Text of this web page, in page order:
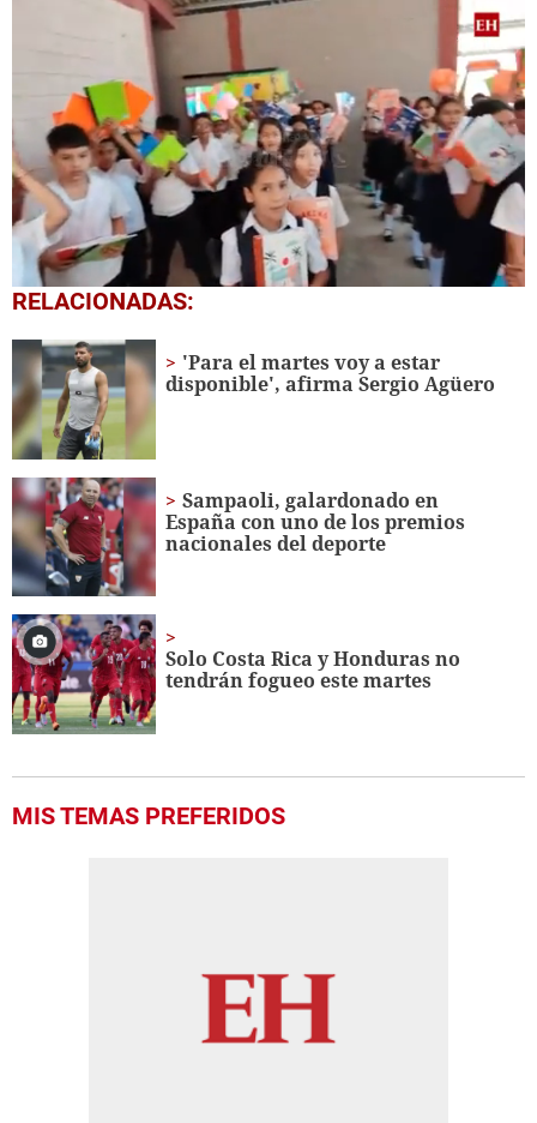
0
seconds
1
minute,
56
seconds
RELACIONADAS:
'Para el martes voy a estar
disponible', afirma Sergio Agüero
Sampaoli, galardonado en
España con uno de los premios
nacionales del deporte
Solo Costa Rica y Honduras no
tendrán fogueo este martes
MIS TEMAS PREFERIDOS